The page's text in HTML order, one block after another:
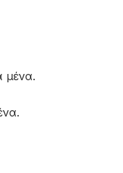
μένα.